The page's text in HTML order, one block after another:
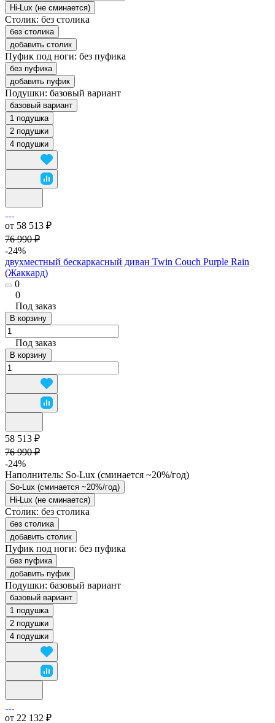
Hi-Lux (не сминается)
Столик: без столика
без столика
добавить столик
Пуфик под ноги: без пуфика
без пуфика
добавить пуфик
Подушки: базовый вариант
базовый вариант
1 подушка
2 подушки
4 подушки
от 58 513 ₽
76 990 ₽
-24%
двухместный бескаркасный диван Twin Couch Purple Rain
(Жаккард)
0
0
Под заказ
В корзину
Под заказ
В корзину
58 513 ₽
76 990 ₽
-24%
Наполнитель: So-Lux (cминается ~20%/год)
So-Lux (cминается ~20%/год)
Hi-Lux (не сминается)
Столик: без столика
без столика
добавить столик
Пуфик под ноги: без пуфика
без пуфика
добавить пуфик
Подушки: базовый вариант
базовый вариант
1 подушка
2 подушки
4 подушки
от 22 132 ₽